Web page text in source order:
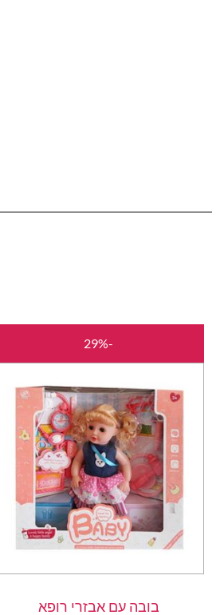
-29%
בובה עם אבזרי רופא
המקורי
היה:
₪120.00.
הוא:
₪85.00.